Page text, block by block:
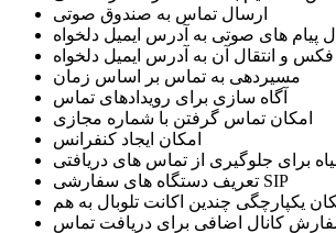
ارسال تماس به صندوق صوتی
پیام های صوتی به آدرس ایمیل دلخواه
و انتقال آن به آدرس ایمیل دلخواه
مسیردهی به تماس بر اساس زمان
آگاه سازی برای رویدادهای تماس
امکان تماس گرفتن با شماره مجازی
امکان ایجاد کنفرانس
برای جلوگیری از تماس های دریافتی
تعریف دستگاه های سفارشی SIP
یکپارچگی چندین اکانت تلوبال به هم
کانال اضافی برای دریافت تماس